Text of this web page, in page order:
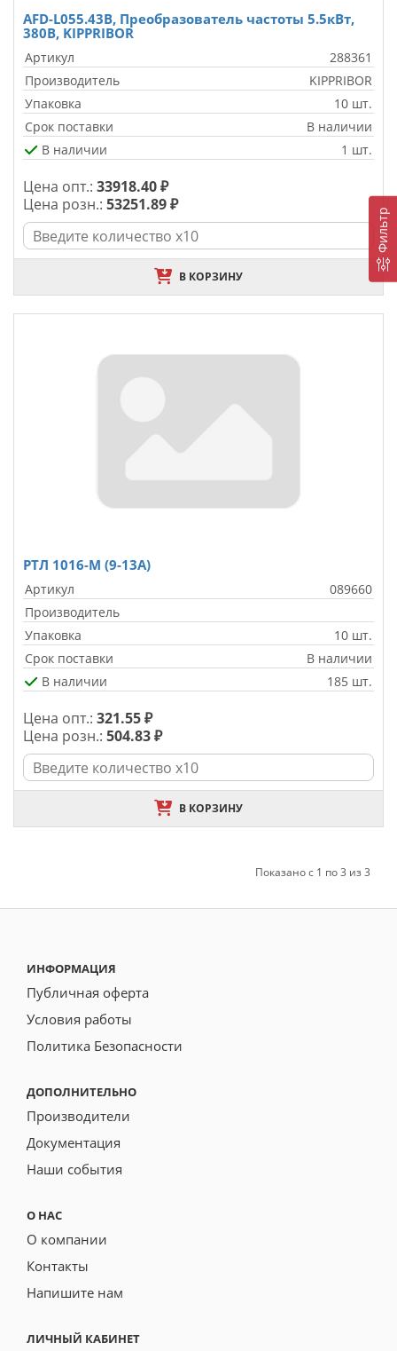
Фильтр
AFD-L055.43B, Преобразователь частоты 5.5кВт,
380В, KIPPRIBOR
Артикул
288361
Производитель
KIPPRIBOR
Упаковка
10 шт.
Срок поставки
В наличии
В наличии
1 шт.
Цена опт.: 33918.40 ₽
Цена розн.: 53251.89 ₽
В КОРЗИНУ
РТЛ 1016-М (9-13А)
Артикул
089660
Производитель
Упаковка
10 шт.
Срок поставки
В наличии
В наличии
185 шт.
Цена опт.: 321.55 ₽
Цена розн.: 504.83 ₽
В КОРЗИНУ
Показано с 1 по 3 из 3
ИНФОРМАЦИЯ
Публичная оферта
Условия работы
Политика Безопасности
ДОПОЛНИТЕЛЬНО
Производители
Документация
Наши события
О НАС
О компании
Контакты
Напишите нам
ЛИЧНЫЙ КАБИНЕТ